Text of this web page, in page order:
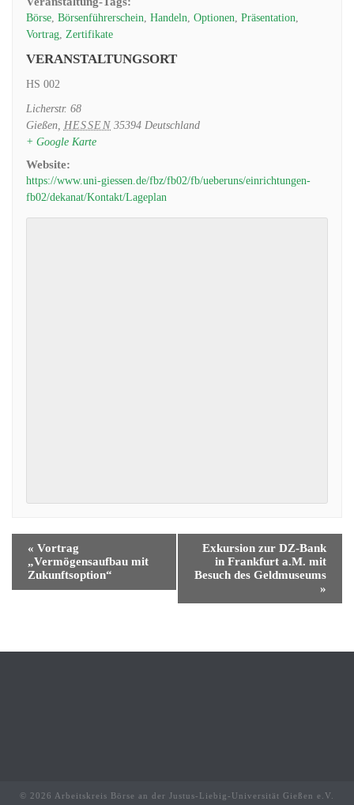
Börse, Börsenführerschein Handeln Optionen Präsentation
Vortrag, Zertifikate
VERANSTALTUNGSORT
HS 002
Licherstr. 68
Gießen, HESSEN 35394 Deutschland
+ Google Karte
Website:
https://www.uni-giessen.de/fbz/fb02/fb/ueberuns/einrichtungen-
fb02/dekanat/Kontakt/Lageplan
« Vortrag
„Vermögensaufbau mit
Zukunftsoption“
Exkursion zur DZ-Bank
in Frankfurt a.M. mit
Besuch des Geldmuseums
»
© 2026 Arbeitskreis Börse an der Justus-Liebig-Universität Gießen e.V.